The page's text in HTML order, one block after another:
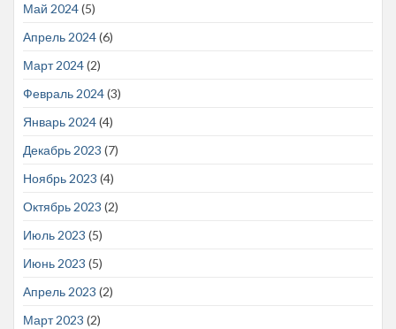
Май 2024(5)
Апрель 2024(6)
Март 2024(2)
Февраль 2024(3)
Январь 2024(4)
Декабрь 2023 (7)
Ноябрь 2023 (4)
Октябрь 2023 (2)
Июль 2023 (5)
Июнь 2023 (5)
Апрель 2023 (2)
Март 2023 (2)